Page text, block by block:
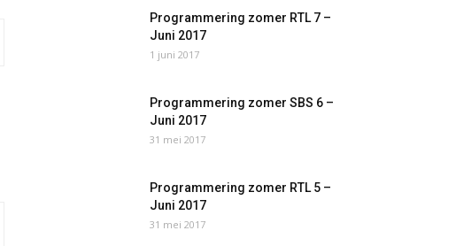
Programmering zomer RTL 7 –
Juni 2017
1 juni 2017
Programmering zomer SBS 6 –
Juni 2017
31 mei 2017
Programmering zomer RTL 5 –
Juni 2017
31 mei 2017